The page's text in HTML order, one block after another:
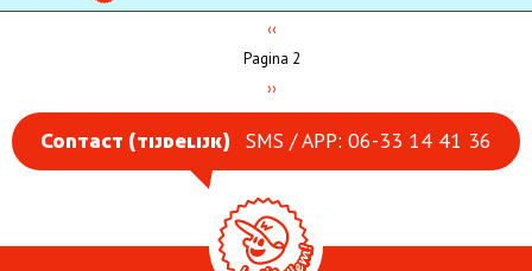
Vorige
pagina
‹‹
Pagina 2
Volgende
pagina
››
Contact (tijdelijk) SMS / APP: 06-33 14 41 36